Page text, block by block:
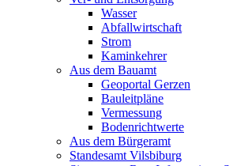
Wasser
Abfallwirtschaft
Strom
Kaminkehrer
Aus dem Bauamt
Geoportal Gerzen
Bauleitpläne
Vermessung
Bodenrichtwerte
Aus dem Bürgeramt
Standesamt Vilsbiburg